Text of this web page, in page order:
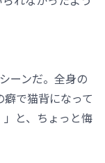
ーンだ。全身の
で猫背になって
と、ちょっと悔